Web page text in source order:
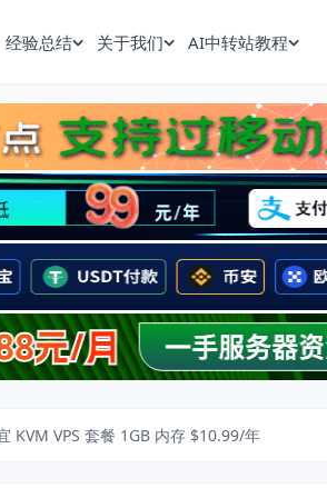
经验总结 关于我们 AI中转站教程
KVM VPS 套餐 1GB 内存 $10.99/年